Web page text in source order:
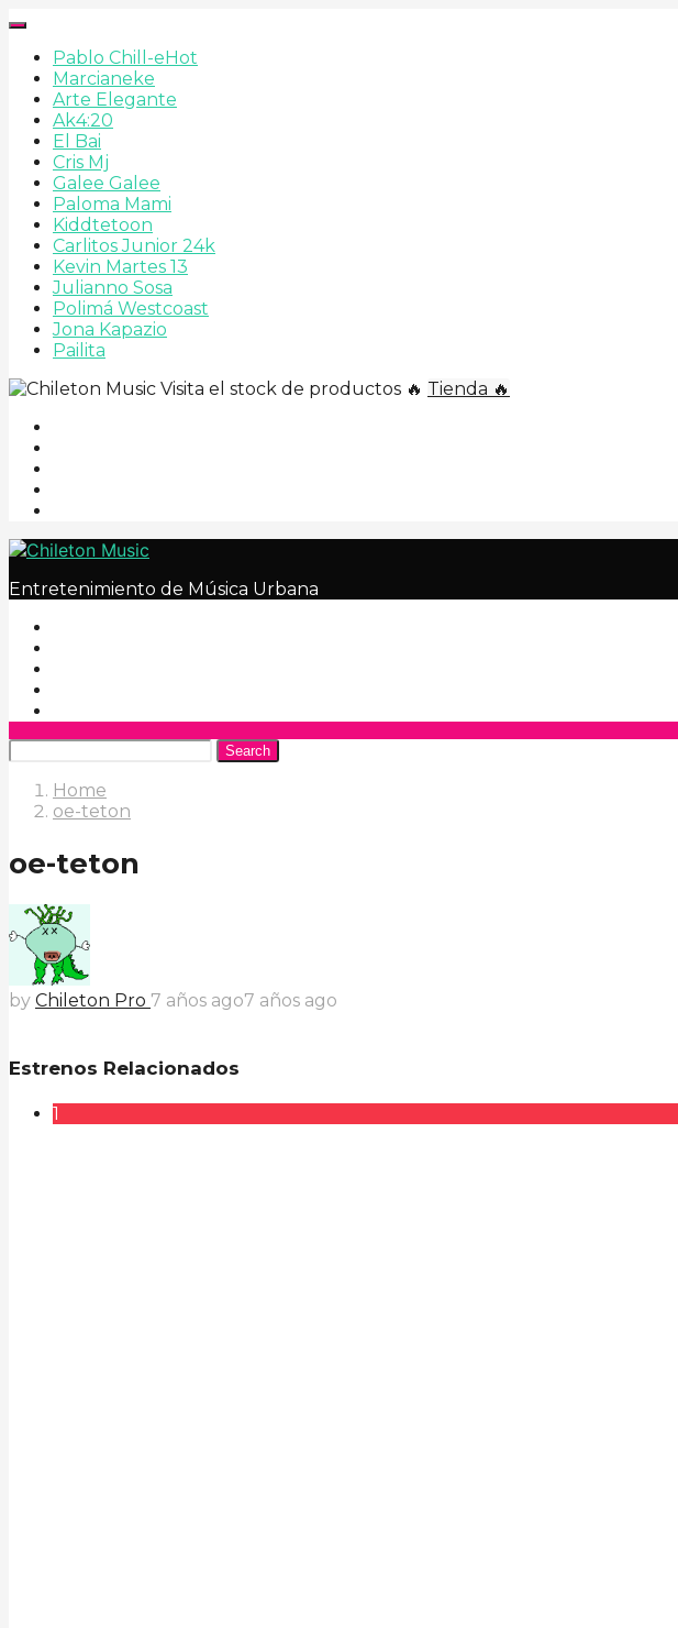
Pablo Chill-eHot
Marcianeke
Arte Elegante
Ak4:20
El Bai
Cris Mj
Galee Galee
Paloma Mami
Kiddtetoon
Carlitos Junior 24k
Kevin Martes 13
Julianno Sosa
Polimá Westcoast
Jona Kapazio
Pailita
Visita el stock de productos 🔥 Tienda 🔥
Entretenimiento de Música Urbana
Search
Home
oe-teton
oe-teton
by Chileton Pro 7 años ago7 años ago
Estrenos Relacionados
1